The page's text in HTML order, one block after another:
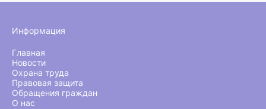
Информация
Главная
Новости
Охрана труда
Правовая защита
Обращения граждан
О нас